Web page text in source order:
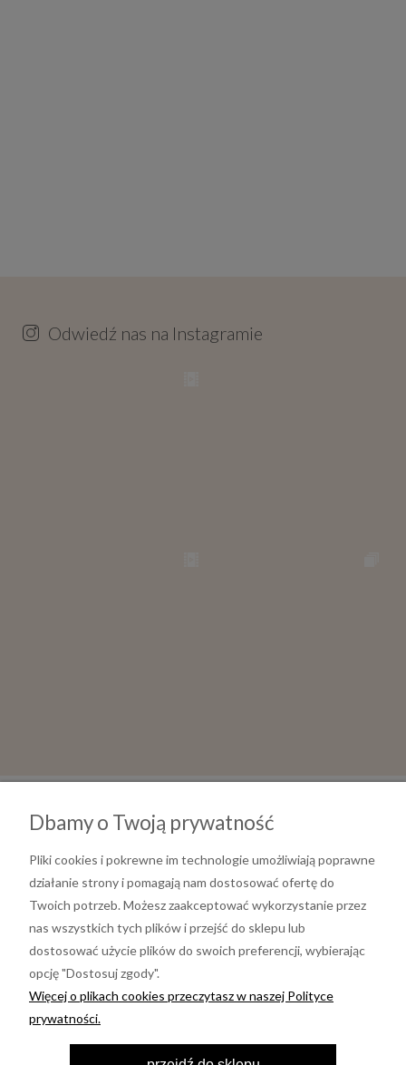
Odwiedź nas na Instagramie
Informacje
Moje konto
Dbamy o Twoją prywatność
Pliki cookies i pokrewne im technologie umożliwiają poprawne
działanie strony i pomagają nam dostosować ofertę do
Twoich potrzeb. Możesz zaakceptować wykorzystanie przez
nas wszystkich tych plików i przejść do sklepu lub
dostosować użycie plików do swoich preferencji, wybierając
opcję "Dostosuj zgody".
Więcej o plikach cookies przeczytasz w naszej Polityce
prywatności.